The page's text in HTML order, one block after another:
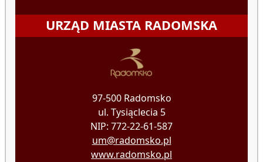
URZĄD MIASTA RADOMSKA
97-500 Radomsko
ul. Tysiąclecia 5
NIP: 772-22-61-587
um@radomsko.pl
www.radomsko.pl